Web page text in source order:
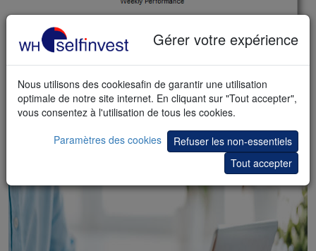
Gérer votre expérience
Nous utilisons des cookiesafin de garantir une utilisation
optimale de notre site internet. En cliquant sur "Tout accepter",
vous consentez à l'utilisation de tous les cookies.
Paramètres des cookies
Refuser les non-essentiels
Tout accepter